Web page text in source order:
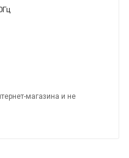
магазина и не